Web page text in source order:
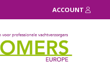
ACCOUNT